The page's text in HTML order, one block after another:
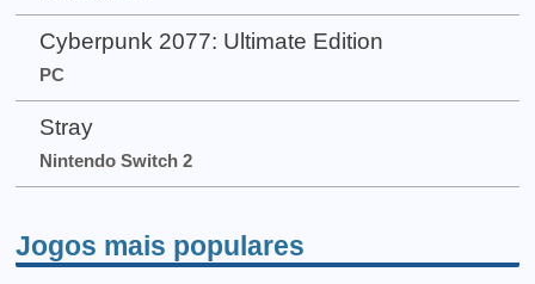
Cyberpunk 2077: Ultimate Edition
PC
Stray
Nintendo Switch 2
Jogos mais populares